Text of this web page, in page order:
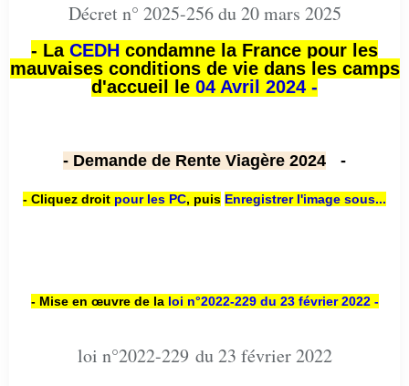
Décret n° 2025-256 du 20 mars 2025
- La CEDH condamne la France pour les
mauvaises conditions de vie dans les camps
d'accueil le 04 Avril 2024 -
- Demande de Rente Viagère 2024 -
- Cliquez droit pour les PC, puis Enregistrer l'image sous...
- Mise en œuvre de la loi n°2022-229 du 23 février 2022 -
loi n°2022-229 du 23 février 2022